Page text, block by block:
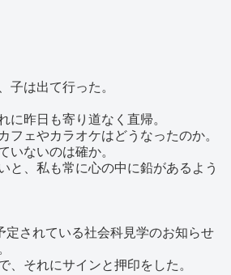
は出て行った。
に昨日も寄り道なく直帰。
フェやカラオケはどうなったのか。
いないのは確か。
と、私も常に心の中に鉛があるよう
されている社会科見学のお知らせ
、それにサインと押印をした。